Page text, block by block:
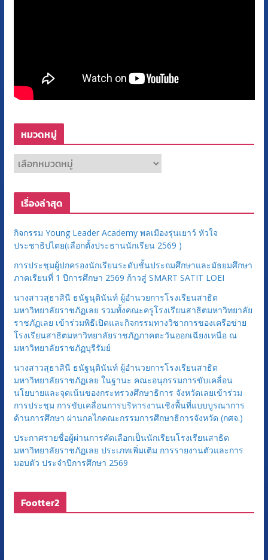
หมวดหมู่
ม
ว
มู่
เรื่องล่าสุด
กิจกรรม Young Leader Academy พลเมืองรุ่นเยาว์ หัวใจ
ประชาธิปไตย(เลือกตั้งประธานนักเรียน 2569 )
การประชุมผู้ปกครองนักเรียนระดับชั้นประถมศึกษาและมัธยมศึกษา
ภาคเรียนที่ 1 ปีการศึกษา 2569 ก้าวสู่ SMART SATIT LOEI
นางสาวสุธาสินี ธนัฐนุตินันท์ ผู้อำนวยการโรงเรียนสาธิต
มหาวิทยาลัยราชภัฏเลย รวมทั้งคณะครูโรงเรียนสาธิตมหาวิทยาลัย
ราชภัฏเลย เข้าร่วมพิธีเปิดและกิจกรรมทางวิชาการของเครือข่าย
โรงเรียนสาธิตมหาวิทยาลัยราชภัฏภาคตะวันออกเฉียงเหนือ ณ
มหาวิทยาลัยราชภัฏบุรีรัมย์
นางสาวสุธาสินี ธนัฐนุตินันท์ ผู้อำนวยการโรงเรียนสาธิต
มหาวิทยาลัยราชภัฏเลย ในฐานะ คณะอนุกรรมการขับเคลื่อน
นโยบายและจุดเน้นของกระทรวงศึกษาธิการ จังหวัดเลยเข้าร่วม
การประชุม การขับเคลื่อนการบริหารงานเชิงพื้นที่แบบบูรณาการ
ด้านการศึกษา ผ่านกลไกคณะกรรมการศึกษาธิการจังหวัด (กศจ.)
ประกาศรายชื่อผู้ผ่านการคัดเลือกเป็นนักเรียนโรงเรียนสาธิต
มหาวิทยาลัยราชภัฏเลย ประเภทเพิ่มเติม การรายงานตัวและการ
มอบตัว ประจำปีการศึกษา 2569
Footter2